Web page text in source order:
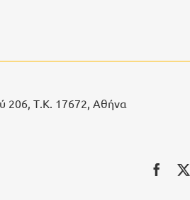
206, Τ.Κ. 17672, Αθήνα